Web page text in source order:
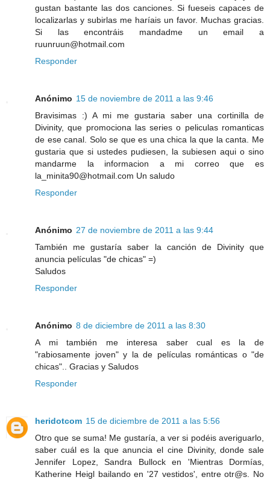
gustan bastante las dos canciones. Si fueseis capaces de
localizarlas y subirlas me haríais un favor. Muchas gracias.
Si las encontráis mandadme un email a
ruunruun@hotmail.com
Responder
Anónimo 15 de noviembre de 2011 a las 9:46
Bravisimas :) A mi me gustaria saber una cortinilla de
Divinity, que promociona las series o peliculas romanticas
de ese canal. Solo se que es una chica la que la canta. Me
gustaria que si ustedes pudiesen, la subiesen aqui o sino
mandarme la informacion a mi correo que es
la_minita90@hotmail.com Un saludo
Responder
Anónimo 27 de noviembre de 2011 a las 9:44
También me gustaría saber la canción de Divinity que
anuncia películas "de chicas" =)
Saludos
Responder
Anónimo 8 de diciembre de 2011 a las 8:30
A mi también me interesa saber cual es la de
"rabiosamente joven" y la de películas románticas o "de
chicas".. Gracias y Saludos
Responder
heridotcom 15 de diciembre de 2011 a las 5:56
Otro que se suma! Me gustaría, a ver si podéis averiguarlo,
saber cuál es la que anuncia el cine Divinity, donde sale
Jennifer Lopez, Sandra Bullock en 'Mientras Dormías,
Katherine Heigl bailando en '27 vestidos', entre otr@s. No